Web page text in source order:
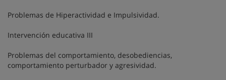
Problemas de Hiperactividad e Impulsividad.
Intervención educativa III
Problemas del comportamiento, desobediencias,
comportamiento perturbador y agresividad.